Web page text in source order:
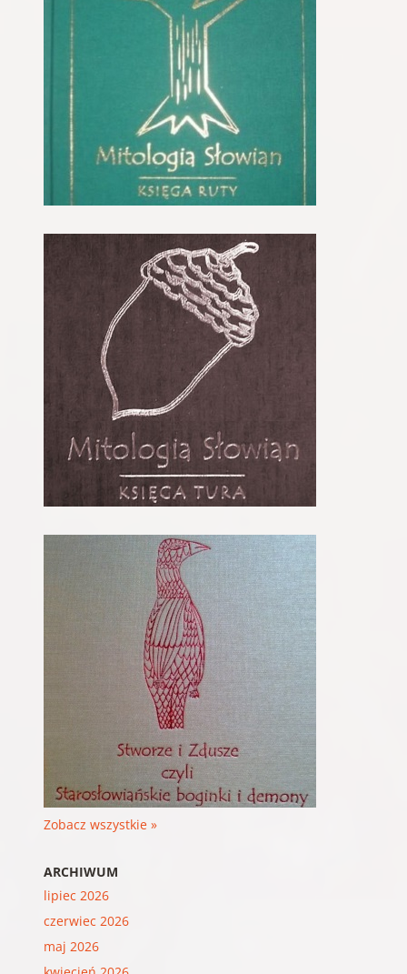
Zobacz wszystkie »
ARCHIWUM
lipiec 2026
czerwiec 2026
maj 2026